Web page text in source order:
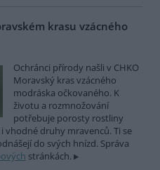
krasu vzácného
Ochránci přírody našli v CHKO
Moravský kras vzácného
modráska očkovaného. K
životu a rozmnožování
potřebuje porosty rostliny
vhodné druhy mravenců. Ti se
do svých hnízd. Správa
stránkách.